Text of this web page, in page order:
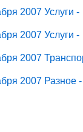
2007 Услуги -
2007 Услуги -
2007
2007 Разное -